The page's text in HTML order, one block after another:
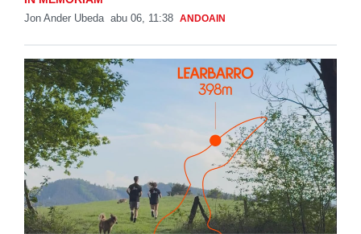
Sorabilla Trail, aurtengo jaietako berrikuntza